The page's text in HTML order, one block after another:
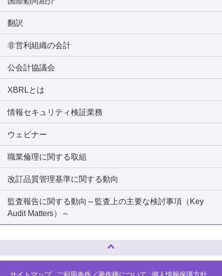
翻訳
非営利組織の会計
公会計協議会
XBRLとは
情報セキュリティ検証業務
ウェビナー
職業倫理に関する取組
改訂品質管理基準に関する動向
監査報告に関する動向～監査上の主要な検討事項（Key
Audit Matters）～